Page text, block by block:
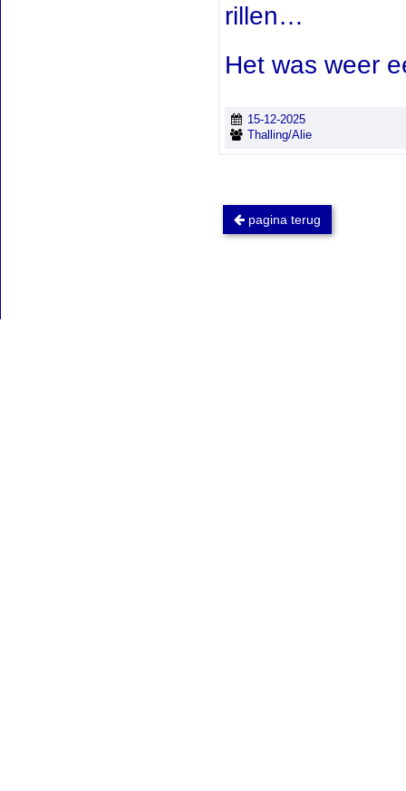
rillen…
Het was weer
15-12-2025
Thalling/Alie
pagina terug